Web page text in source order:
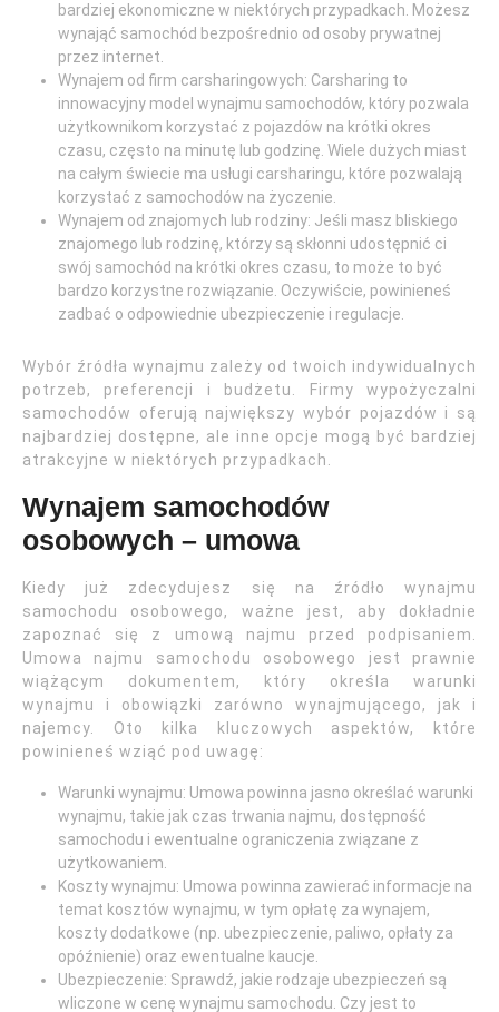
bardziej ekonomiczne w niektórych przypadkach. Możesz
wynająć samochód bezpośrednio od osoby prywatnej
przez internet.
Wynajem od firm carsharingowych: Carsharing to
innowacyjny model wynajmu samochodów, który pozwala
użytkownikom korzystać z pojazdów na krótki okres
czasu, często na minutę lub godzinę. Wiele dużych miast
na całym świecie ma usługi carsharingu, które pozwalają
korzystać z samochodów na życzenie.
Wynajem od znajomych lub rodziny: Jeśli masz bliskiego
znajomego lub rodzinę, którzy są skłonni udostępnić ci
swój samochód na krótki okres czasu, to może to być
bardzo korzystne rozwiązanie. Oczywiście, powinieneś
zadbać o odpowiednie ubezpieczenie i regulacje.
Wybór źródła wynajmu zależy od twoich indywidualnych
potrzeb, preferencji i budżetu. Firmy wypożyczalni
samochodów oferują największy wybór pojazdów i są
najbardziej dostępne, ale inne opcje mogą być bardziej
atrakcyjne w niektórych przypadkach.
Wynajem samochodów
osobowych – umowa
Kiedy już zdecydujesz się na źródło wynajmu
samochodu osobowego, ważne jest, aby dokładnie
zapoznać się z umową najmu przed podpisaniem.
Umowa najmu samochodu osobowego jest prawnie
wiążącym dokumentem, który określa warunki
wynajmu i obowiązki zarówno wynajmującego, jak i
najemcy. Oto kilka kluczowych aspektów, które
powinieneś wziąć pod uwagę:
Warunki wynajmu: Umowa powinna jasno określać warunki
wynajmu, takie jak czas trwania najmu, dostępność
samochodu i ewentualne ograniczenia związane z
użytkowaniem.
Koszty wynajmu: Umowa powinna zawierać informacje na
temat kosztów wynajmu, w tym opłatę za wynajem,
koszty dodatkowe (np. ubezpieczenie, paliwo, opłaty za
opóźnienie) oraz ewentualne kaucje.
Ubezpieczenie: Sprawdź, jakie rodzaje ubezpieczeń są
wliczone w cenę wynajmu samochodu. Czy jest to